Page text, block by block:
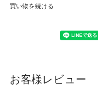
買い物を続ける
お客様レビュー